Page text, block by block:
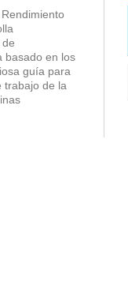
basado en los
guía para
trabajo de la